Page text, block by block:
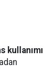
kullanımı